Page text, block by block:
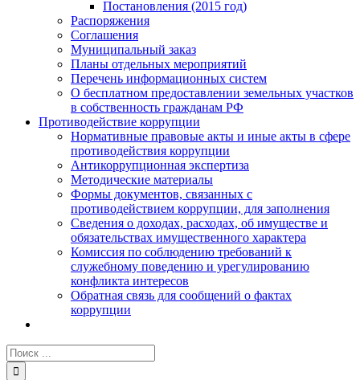
Постановления (2015 год)
Распоряжения
Соглашения
Муниципальный заказ
Планы отдельных мероприятий
Перечень информационных систем
О бесплатном предоставлении земельных участков
в собственность гражданам РФ
Противодействие коррупции
Нормативные правовые акты и иные акты в сфере
противодействия коррупции
Антикоррупционная экспертиза
Методические материалы
Формы документов, связанных с
противодействием коррупции, для заполнения
Сведения о доходах, расходах, об имуществе и
обязательствах имущественного характера
Комиссия по соблюдению требований к
служебному поведению и урегулированию
конфликта интересов
Обратная связь для сообщений о фактах
коррупции
Результат
поиска: